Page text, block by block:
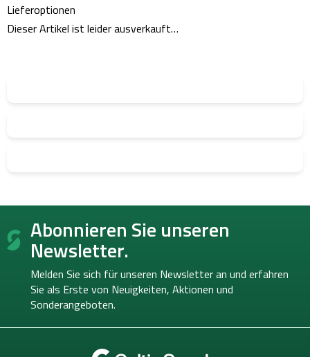
Lieferoptionen
Dieser Artikel ist leider ausverkauft…
F
ß Abonnieren Sie unseren
Newsletter.
Melden Sie sich für unseren Newsletter an und erfahren
Sie als Erste von Neuigkeiten, Aktionen und
Sonderangeboten.